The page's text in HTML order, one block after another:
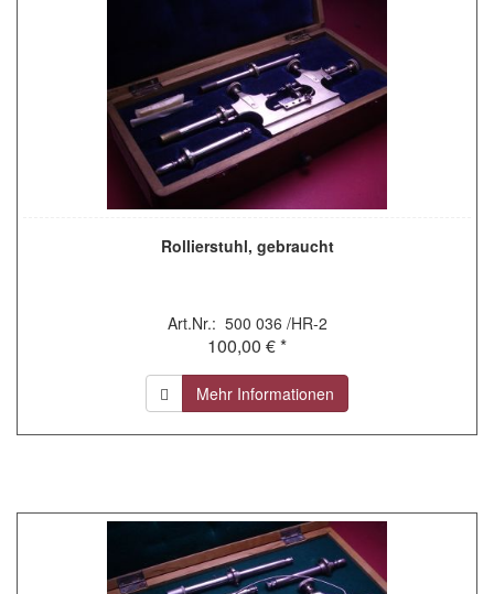
Rollierstuhl, gebraucht
Art.Nr.: 500 036 /HR-2
100,00 € *
Mehr Informationen